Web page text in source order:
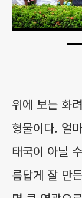
위에 보는 화
형물이다. 얼
태국이 아닐
름답게 잘 만